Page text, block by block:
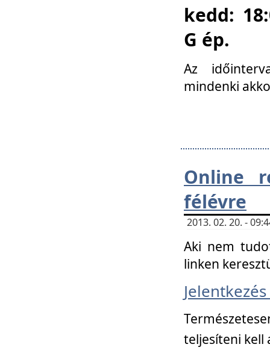
kedd:
G ép.
Az
mindenki
Online
félévre
2013. 02. 20. -
Aki nem
linken
Jelentkezés
teljesíteni kell